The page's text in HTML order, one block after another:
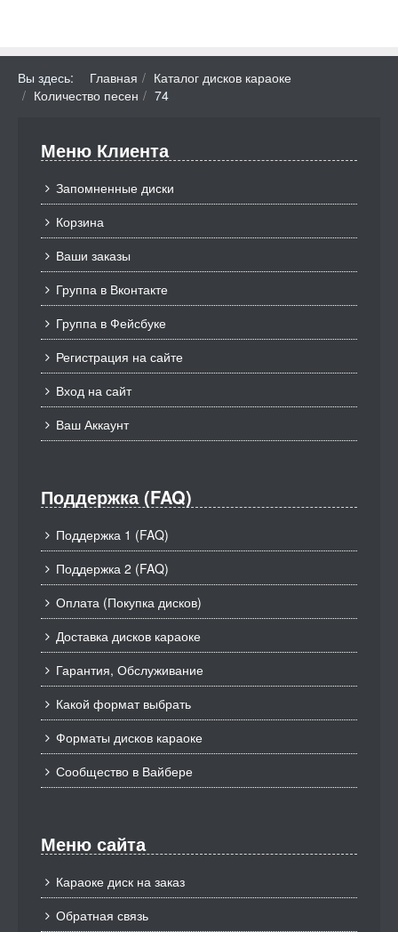
Вы здесь: Главная
Каталог дисков караоке
Количество песен
74
Меню Клиента
Запомненные диски
Корзина
Ваши заказы
Группа в Вконтакте
Группа в Фейсбуке
Регистрация на сайте
Вход на сайт
Ваш Аккаунт
Поддержка (FAQ)
Поддержка 1 (FAQ)
Поддержка 2 (FAQ)
Оплата (Покупка дисков)
Доставка дисков караоке
Гарантия, Обслуживание
Какой формат выбрать
Форматы дисков караоке
Сообщество в Вайбере
Меню сайта
Караоке диск на заказ
Обратная связь